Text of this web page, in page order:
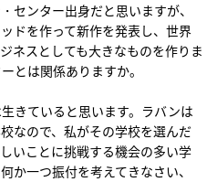
ンター出身だと思いますが、
ドを作って新作を発表し、世界
ネスとしても大きなものを作りま
とは関係ありますか。
きていると思います。ラバンは
なので、私がその学校を選んだ
いことに挑戦する機会の多い学
か一つ振付を考えてきなさい、